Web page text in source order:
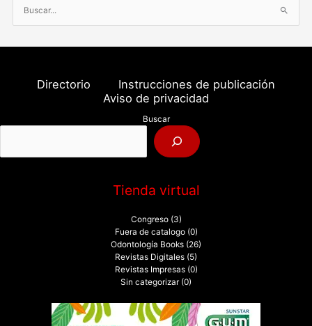
u
s
o
:
Directorio
Instrucciones de publicación
Aviso de privacidad
Buscar
Tienda virtual
Congreso (3)
Fuera de catalogo (0)
Odontología Books (26)
Revistas Digitales (5)
Revistas Impresas (0)
Sin categorizar (0)